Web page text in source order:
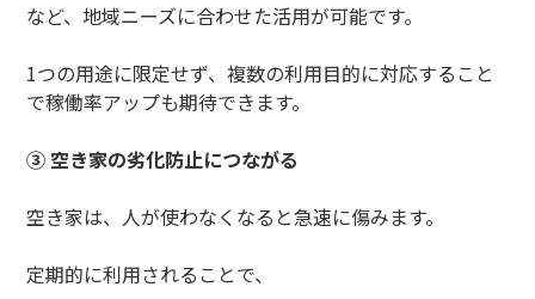
など、地域ニーズに合わせた活用が可能です。
1つの用途に限定せず、複数の利用目的に対応すること
で稼働率アップも期待できます。
③ 空き家の劣化防止につながる
空き家は、人が使わなくなると急速に傷みます。
定期的に利用されることで、